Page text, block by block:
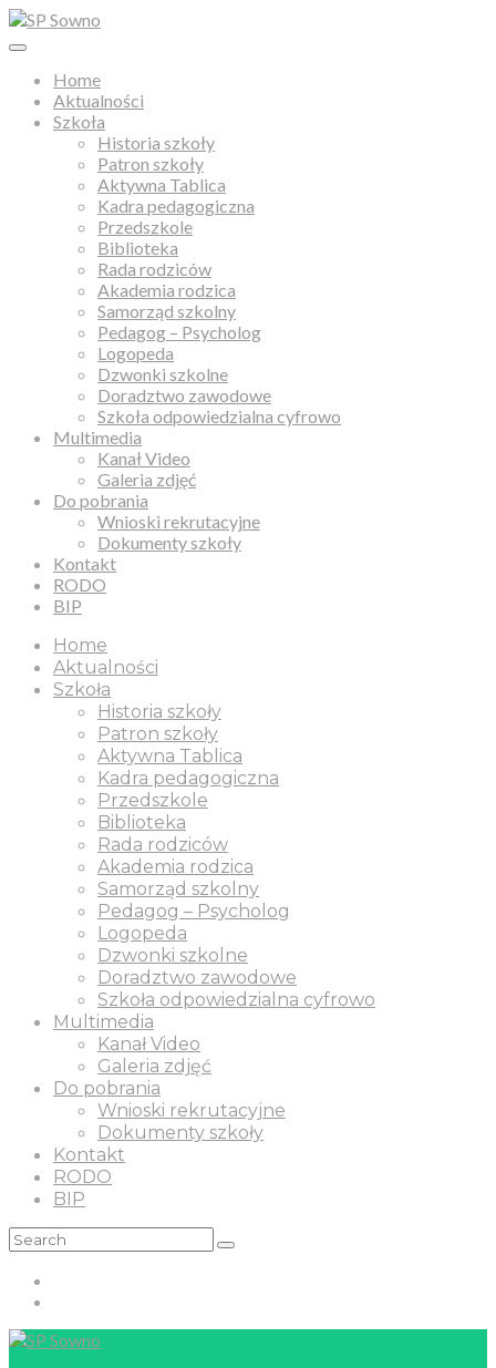
Home
Aktualności
Szkoła
Historia szkoły
Patron szkoły
Aktywna Tablica
Kadra pedagogiczna
Przedszkole
Biblioteka
Rada rodziców
Akademia rodzica
Samorząd szkolny
Pedagog – Psycholog
Logopeda
Dzwonki szkolne
Doradztwo zawodowe
Szkoła odpowiedzialna cyfrowo
Multimedia
Kanał Video
Galeria zdjęć
Do pobrania
Wnioski rekrutacyjne
Dokumenty szkoły
Kontakt
RODO
BIP
Home
Aktualności
Szkoła
Historia szkoły
Patron szkoły
Aktywna Tablica
Kadra pedagogiczna
Przedszkole
Biblioteka
Rada rodziców
Akademia rodzica
Samorząd szkolny
Pedagog – Psycholog
Logopeda
Dzwonki szkolne
Doradztwo zawodowe
Szkoła odpowiedzialna cyfrowo
Multimedia
Kanał Video
Galeria zdjęć
Do pobrania
Wnioski rekrutacyjne
Dokumenty szkoły
Kontakt
RODO
BIP